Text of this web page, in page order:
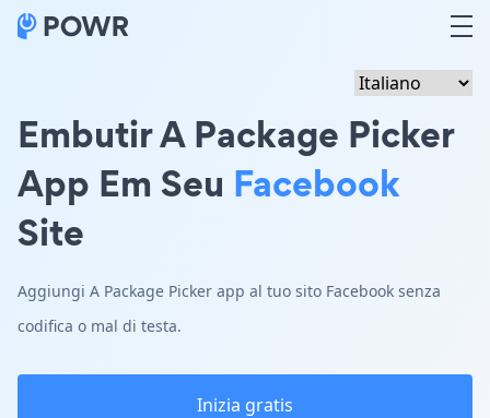
Embutir A Package Picker
App Em Seu Facebook
Site
Aggiungi A Package Picker app al tuo sito Facebook senza
codifica o mal di testa.
Inizia gratis